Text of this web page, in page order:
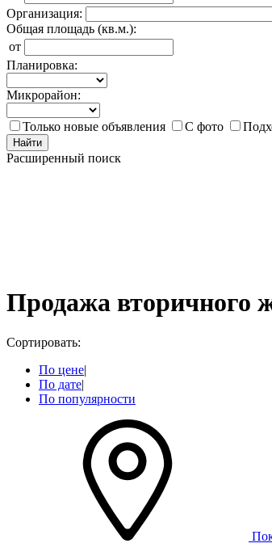
Организация:
Общая площадь (кв.м.):
от
Планировка:
Микрорайон:
Только новые объявления С фото
Найти
Расширенный поиск
Продажа вторичного
Сортировать:
По цене|
По дате|
По популярности